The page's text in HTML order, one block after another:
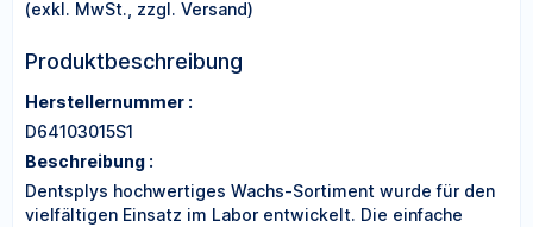
(exkl. MwSt., zzgl. Versand)
Produktbeschreibung
Herstellernummer :
D64103015S1
Beschreibung :
Dentsplys hochwertiges Wachs-Sortiment wurde für den
vielfältigen Einsatz im Labor entwickelt. Die einfache